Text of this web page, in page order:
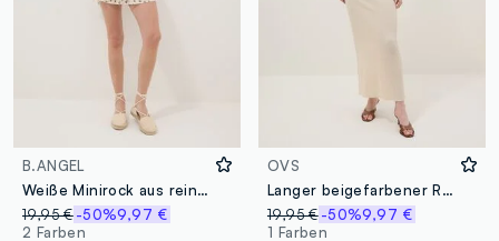
B.ANGEL
Weiße Minirock aus reiner Viskose mit Volants
19,95 €-50%9,97 €
2 Farben
OVS
Langer beigefarbener Rock aus elastischem Stoff mit Struktur
19,95 € -50%9,97 €
1 Farben